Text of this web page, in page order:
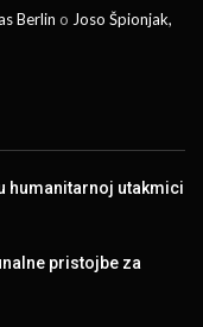
Berlin o Joso Špionjak,
humanitarnoj utakmici
pristojbe za